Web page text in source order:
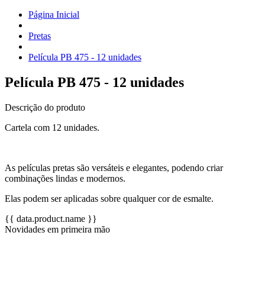
Página Inicial
Pretas
Película PB 475 - 12 unidades
Película PB 475 - 12 unidades
Descrição do produto
Cartela com 12 unidades.
As películas pretas são versáteis e elegantes, podendo criar
combinações lindas e modernos.
Elas podem ser aplicadas sobre qualquer cor de esmalte.
{{ data.product.name }}
Novidades em primeira mão